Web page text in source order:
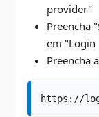
provider"
Preencha
em "Login
Preencha
https://